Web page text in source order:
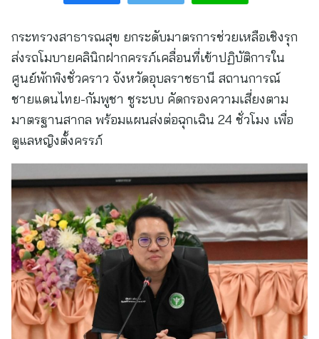
กระทรวงสาธารณสุข ยกระดับมาตรการช่วยเหลือเชิงรุก
ส่งรถโมบายคลินิกฝากครรภ์เคลื่อนที่เข้าปฏิบัติการใน
ศูนย์พักพิงชั่วคราว จังหวัดอุบลราชธานี สถานการณ์
ชายแดนไทย-กัมพูชา ชูระบบ คัดกรองความเสี่ยงตาม
มาตรฐานสากล พร้อมแผนส่งต่อฉุกเฉิน 24 ชั่วโมง เพื่อ
ดูแลหญิงตั้งครรภ์